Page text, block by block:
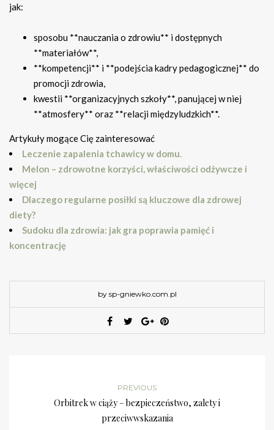
jak:
sposobu **nauczania o zdrowiu** i dostępnych
**materiałów**,
**kompetencji** i **podejścia kadry pedagogicznej** do
promocji zdrowia,
kwestii **organizacyjnych szkoły**, panującej w niej
**atmosfery** oraz **relacji międzyludzkich**.
Artykuły mogące Cię zainteresować
Leczenie zapalenia tchawicy w domu.
Melon – zdrowotne korzyści, właściwości odżywcze i
więcej
Dlaczego regularne posiłki są kluczowe dla zdrowej
diety?
Sudoku dla zdrowia: jak gra poprawia pamięć i
koncentrację
by sp-gniewko.com.pl
PREVIOUS
Orbitrek w ciąży – bezpieczeństwo, zalety i
przeciwwskazania